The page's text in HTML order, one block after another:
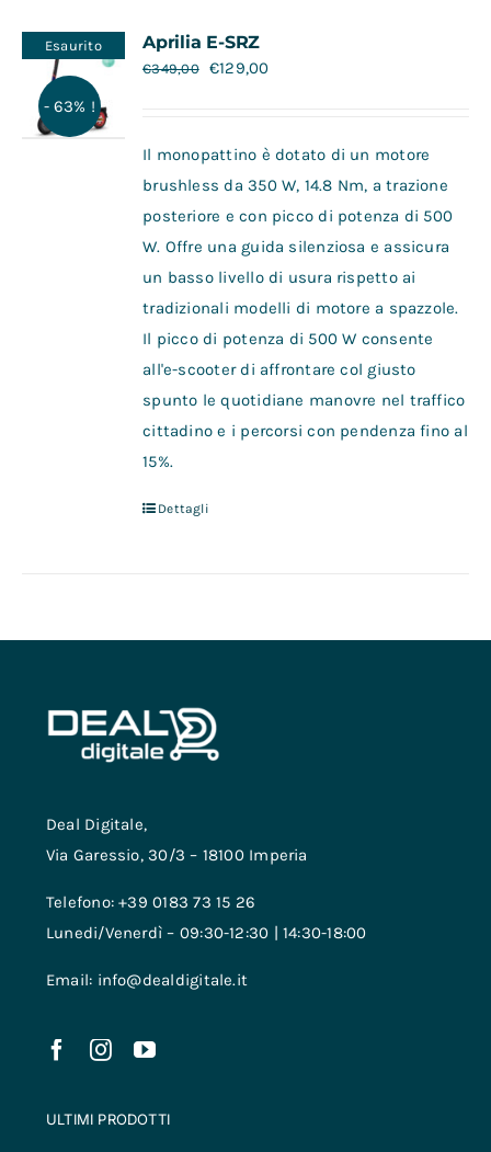
Contatti
Esaurito
- 63% !
Aprilia E-SRZ
€349,00 €129,00
Il monopattino è dotato di un motore
brushless da 350 W, 14.8 Nm, a trazione
posteriore e con picco di potenza di 500
W. Offre una guida silenziosa e assicura
un basso livello di usura rispetto ai
tradizionali modelli di motore a spazzole.
Il picco di potenza di 500 W consente
all'e-scooter di affrontare col giusto
spunto le quotidiane manovre nel traffico
cittadino e i percorsi con pendenza fino al
15%.
Dettagli
Deal Digitale,
Via Garessio, 30/3 – 18100 Imperia
Telefono: +39 0183 73 15 26
Lunedi/Venerdì – 09:30-12:30 | 14:30-18:00
Email: info@dealdigitale.it
ULTIMI PRODOTTI